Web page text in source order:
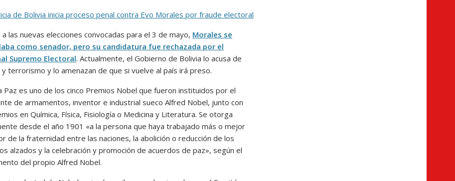
de Bolivia inicia proceso penal contra Evo Morales por fraude electoral
las nuevas elecciones convocadas para el 3 de mayo, Morales se
como senador, pero su candidatura fue rechazada por el
Supremo Electoral. Actualmente, el Gobierno de Bolivia lo acusa de
terrorismo y lo amenazan de que si vuelve al país irá preso.
Paz es uno de los cinco Premios Nobel que fueron instituidos por el
de armamentos, inventor e industrial sueco Alfred Nobel, junto con
en Química, Física, Fisiología o Medicina y Literatura. Se otorga
desde el año 1901 «a la persona que haya trabajado más o mejor
de la fraternidad entre las naciones, la abolición o reducción de los
alzados y la celebración y promoción de acuerdos de paz», según el
del propio Alfred Nobel.